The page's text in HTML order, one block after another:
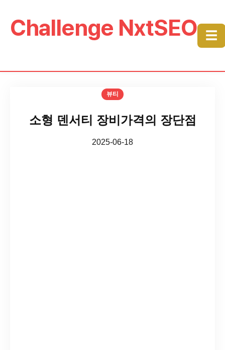
Challenge NxtSEO ☰
뷰티
소형 덴서티 장비가격의 장단점
2025-06-18